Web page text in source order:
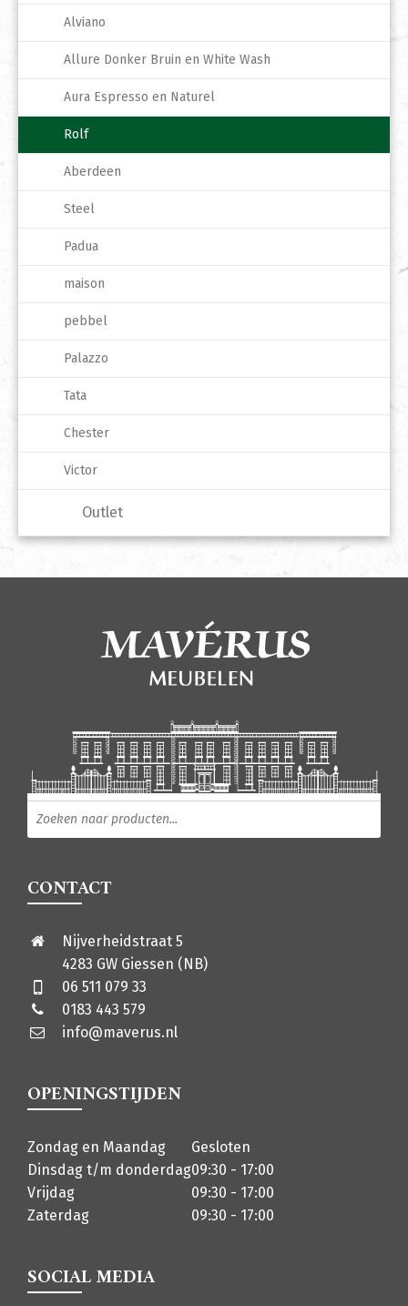
Alviano
Allure Donker Bruin en White Wash
Aura Espresso en Naturel
Rolf
Aberdeen
Steel
Padua
maison
pebbel
Palazzo
Tata
Chester
Victor
Outlet
Producten zoeken
CONTACT
Nijverheidstraat 5
4283 GW Giessen (NB)
06 511 079 33
0183 443 579
info@maverus.nl
OPENINGSTIJDEN
Zondag en Maandag
Gesloten
Dinsdag t/m donderdag09:30 - 17:00
Vrijdag
09:30 - 17:00
Zaterdag
09:30 - 17:00
SOCIAL MEDIA